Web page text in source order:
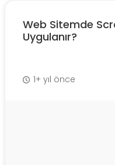
Web Sitemde
Uygulanır?
1+ yıl önce